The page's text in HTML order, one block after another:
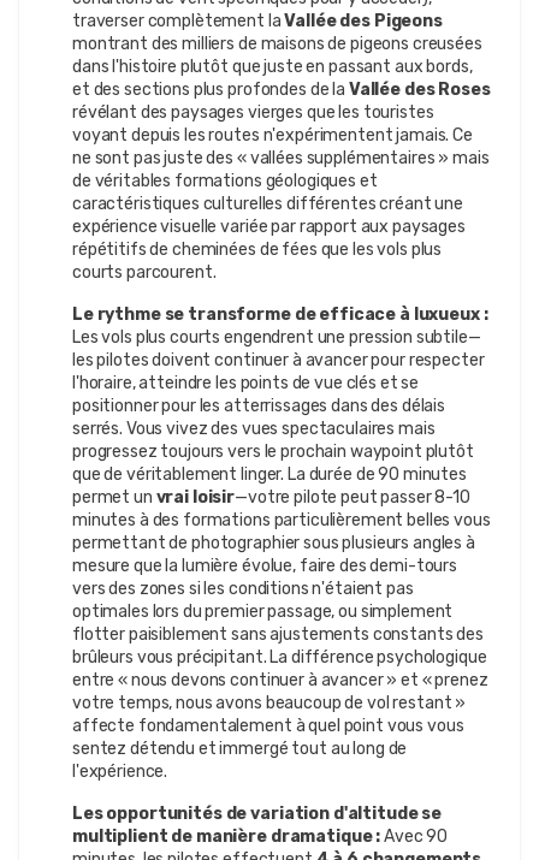
traverser complètement laVallée des Pigeons
montrant des milliers de maisons de pigeons creusées
dans l'histoire plutôt que juste en passant aux bords,
et des sections plus profondes de la Vallée des Roses
révélant des paysages vierges que les touristes
voyant depuis les routes n'expérimentent jamais. Ce
ne sont pas juste des « vallées supplémentaires » mais
de véritables formations géologiques et
caractéristiques culturelles différentes créant une
expérience visuelle variée par rapport aux paysages
répétitifs de cheminées de fées que les vols plus
courts parcourent.
Le rythme se transforme de efficace à luxueux :
Les vols plus courts engendrent une pression subtile—
les pilotes doivent continuer à avancer pour respecter
l'horaire, atteindre les points de vue clés et se
positionner pour les atterrissages dans des délais
serrés. Vous vivez des vues spectaculaires mais
progressez toujours vers le prochain waypoint plutôt
que de véritablement linger. La durée de 90 minutes
permet un vrai loisir—votre pilote peut passer 8-10
minutes à des formations particulièrement belles vous
permettant de photographier sous plusieurs angles à
mesure que la lumière évolue, faire des demi-tours
vers des zones si les conditions n'étaient pas
optimales lors du premier passage, ou simplement
flotter paisiblement sans ajustements constants des
brûleurs vous précipitant. La différence psychologique
entre « nous devons continuer à avancer » et « prenez
votre temps, nous avons beaucoup de vol restant »
affecte fondamentalement à quel point vous vous
sentez détendu et immergé tout au long de
l'expérience.
Les opportunités de variation d'altitude se
multiplient de manière dramatique :Avec 90